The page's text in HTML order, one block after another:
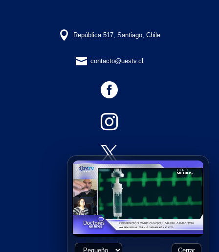
Cerrar
 República 517, Santiago, Chile
 contacto@uestv.cl




